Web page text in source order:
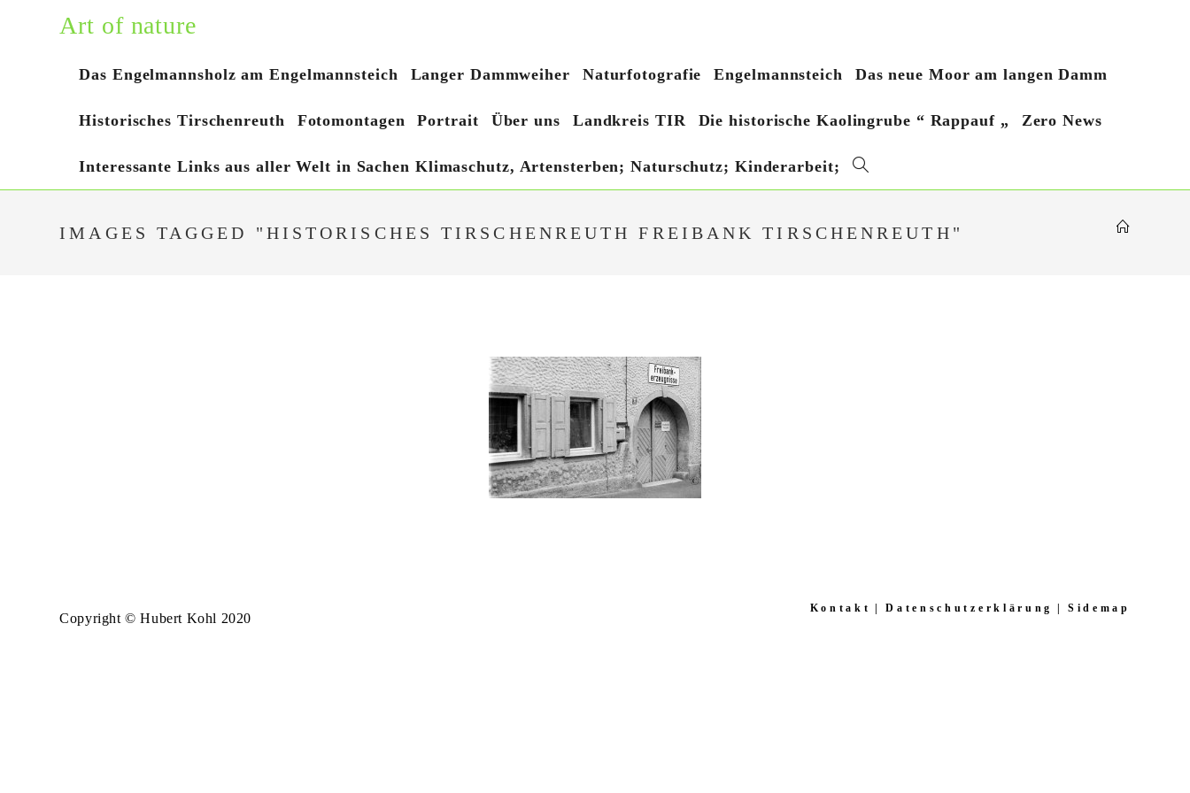
Art of nature
Das Engelmannsholz am Engelmannsteich Langer Dammweiher Naturfotografie Engelmannsteich Das neue Moor am langen Damm
Historisches Tirschenreuth Fotomontagen Portrait Über uns Landkreis TIR Die historische Kaolingrube “ Rappauf „ Zero News
Interessante Links aus aller Welt in Sachen Klimaschutz, Artensterben; Naturschutz; Kinderarbeit; Website-
IMAGES TAGGED "HISTORISCHES TIRSCHENREUTH FREIBANK TIRSCHENREUTH"
Kontakt Datenschutzerklärung Sidemap
Copyright © Hubert Kohl 2020